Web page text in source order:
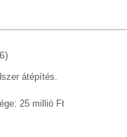
átépítés.
25 millió Ft